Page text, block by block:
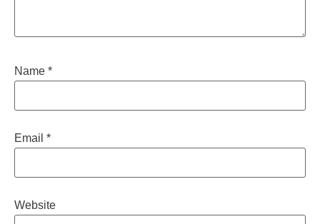
Name *
Email *
Website